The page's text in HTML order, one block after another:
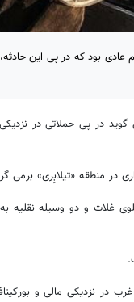
در پی حملاتی در
منطقه «تیلابِری» برمی
غلات و دو وسیله نقلیه
در نزدیکی مالی و